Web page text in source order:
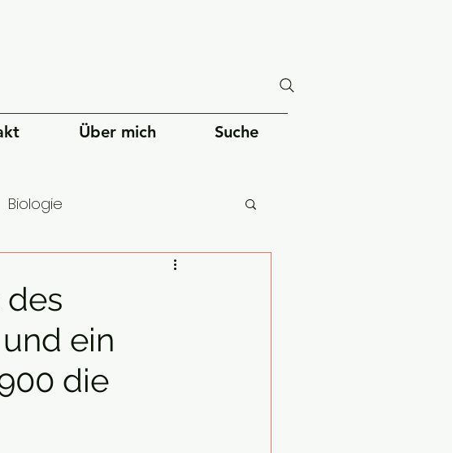
Über mich Suche
Biologie
Gesellschaft
des
ein
die